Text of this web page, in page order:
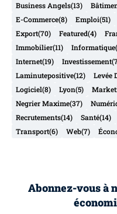
Business Angels(13)
E-Commerce(8) Emploi(51)
Export(70) Featured(4)
Immobilier(11) Informatique
Internet(19) Investissement
Laminutepositive(12) Levée
Logiciel(8) Lyon(5)
Negrier Maxime(37)
Recrutements(14) Santé(14)
Transport(6) Web(7)
Abonnez-vous à